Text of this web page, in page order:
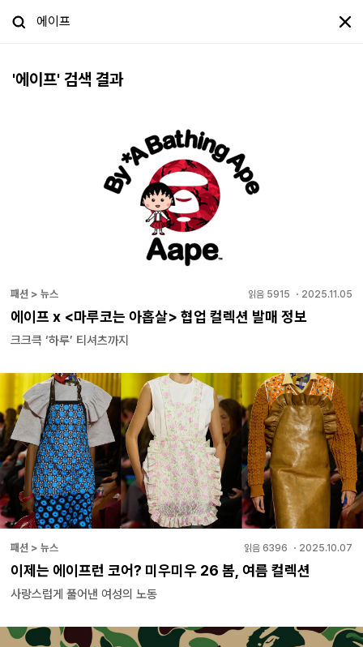
'에이프' 검색 결과
패션 > 뉴스 읽음 5915 ・ 2025.11.05
에이프 x <마루코는 아홉살> 협업 컬렉션 발매 정보
크크큭 ‘하루’ 티셔츠까지
패션 > 뉴스 읽음 6396 ・ 2025.10.07
이제는 에이프런 코어? 미우미우 26 봄, 여름 컬렉션
사랑스럽게 풀어낸 여성의 노동